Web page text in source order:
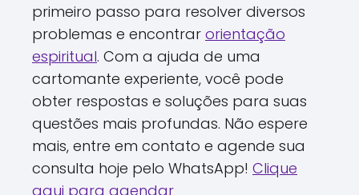
primeiro passo para resolver diversos
problemas e encontrar orientação
espiritual. Com a ajuda de uma
cartomante experiente, você pode
obter respostas e soluções para suas
questões mais profundas. Não espere
mais, entre em contato e agende sua
consulta hoje pelo WhatsApp! Clique
aqui para agendar